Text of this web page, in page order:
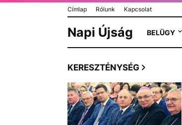
Címlap Rólunk Kapcsolat
Napi Újság BELÜGY
KERESZTÉNYSÉG